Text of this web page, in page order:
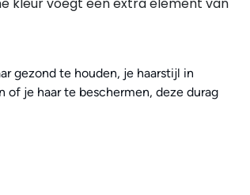
gezond te houden, je haarstijl in
je haar te beschermen, deze durag